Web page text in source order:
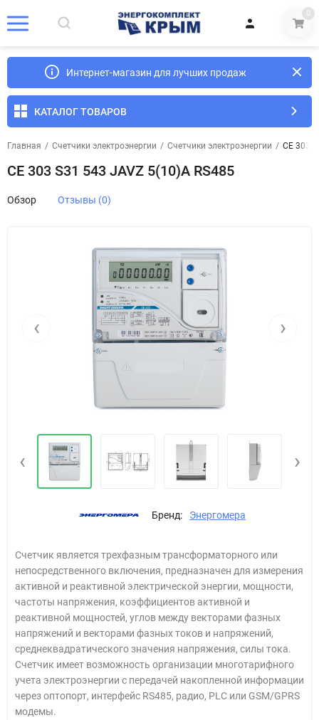
0
Интернет-магазин для лучших продаж
КАТАЛОГ ТОВАРОВ
Главная / Счетчики электроэнергии / Счетчики электроэнергии / СЕ 303
СЕ 303 S31 543 JAVZ 5(10)А RS485
Обзор Отзывы (0)
‹ ›
‹ ›
Бренд: Энергомера
Счетчик является трехфазным трансформаторного или
непосредственного включения, предназначен для измерения
активной и реактивной электрической энергии, мощности,
частоты напряжения, коэффициентов активной и
реактивной мощностей, углов между векторами фазных
напряжений и векторами фазных токов и напряжений,
среднеквадратического значения напряжения, силы тока.
Счетчик имеет возможность организации многотарифного
учета электроэнергии с передачей накопленной информации
через оптопорт, интерфейс RS485, радио, PLC или GSM/GPRS
модемы.